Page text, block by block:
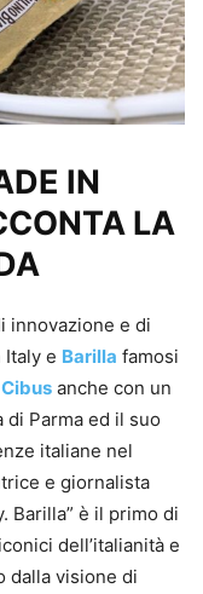
IN
LA
innovazione e di
e Barilla famosi
Cibus anche con un
di Parma ed il suo
italiane nel
e giornalista
Barilla” è il primo di
dell’italianità e
dalla visione di